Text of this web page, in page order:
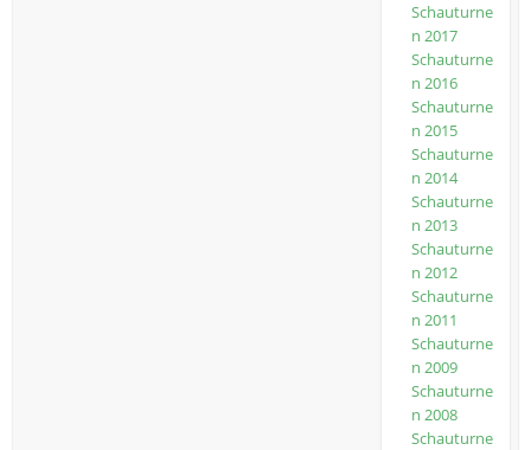
Schauturne
n 2017
Schauturne
n 2016
Schauturne
n 2015
Schauturne
n 2014
Schauturne
n 2013
Schauturne
n 2012
Schauturne
n 2011
Schauturne
n 2009
Schauturne
n 2008
Schauturne